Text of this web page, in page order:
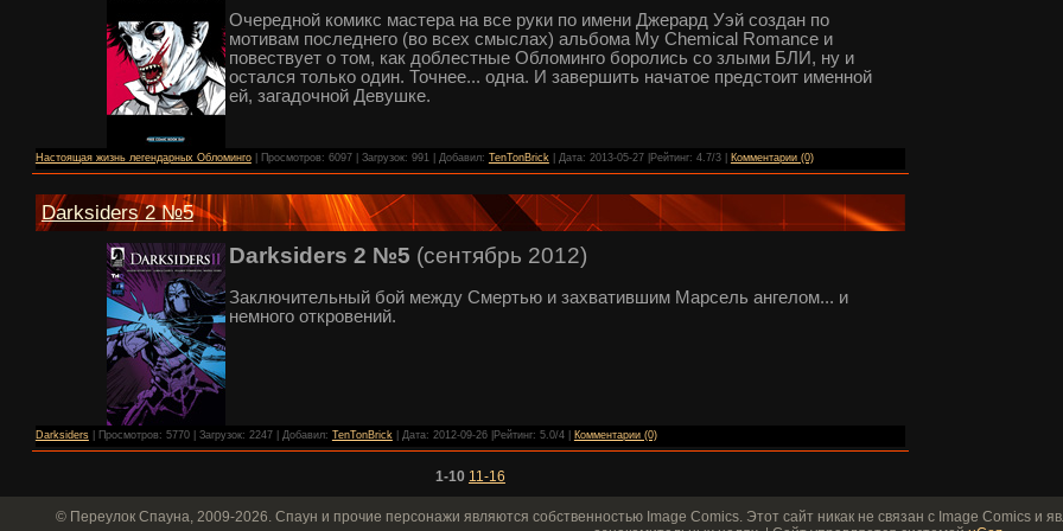
Очередной комикс мастера на все руки по имени Джерард Уэй создан по
мотивам последнего (во всех смыслах) альбома My Chemical Romance и
повествует о том, как доблестные Обломинго боролись со злыми БЛИ, ну и
остался только один. Точнее... одна. И завершить начатое предстоит именной
ей, загадочной Девушке.
Настоящая жизнь легендарных Обломинго| Просмотров: 6097 | Загрузок: 991 | Добавил: TenTonBrick| Дата: 2013-05-27|Рейтинг: 4.7/3 | Комментарии (0)
Darksiders 2 №5
Darksiders 2 №5 (сентябрь 2012)
Заключительный бой между Смертью и захватившим Марсель ангелом... и
немного откровений.
Darksiders| Просмотров: 5770 | Загрузок: 2247 | Добавил: TenTonBrick| Дата: 2012-09-26|Рейтинг: 5.0/4 | Комментарии (0)
1-10 11-16
© Переулок Спауна, 2009-2026. Спаун и прочие персонажи являются собственностью Image Comics. Этот сайт никак не связан с Image Comics и